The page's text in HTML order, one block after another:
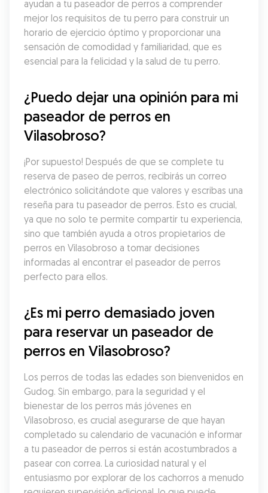
ayudan a tu paseador de perros a comprender
mejor los requisitos de tu perro para construir un
horario de ejercicio óptimo y proporcionar una
sensación de comodidad y familiaridad, que es
esencial para la felicidad y la salud de tu perro.
¿Puedo dejar una opinión para mi
paseador de perros en
Vilasobroso?
¡Por supuesto! Después de que se complete tu
reserva de paseo de perros, recibirás un correo
electrónico solicitándote que valores y escribas una
reseña para tu paseador de perros. Esto es crucial,
ya que no solo te permite compartir tu experiencia,
sino que también ayuda a otros propietarios de
perros en Vilasobroso a tomar decisiones
informadas al encontrar el paseador de perros
perfecto para ellos.
¿Es mi perro demasiado joven
para reservar un paseador de
perros en Vilasobroso?
Los perros de todas las edades son bienvenidos en
Gudog. Sin embargo, para la seguridad y el
bienestar de los perros más jóvenes en
Vilasobroso, es crucial asegurarse de que hayan
completado su calendario de vacunación e informar
a tu paseador de perros si están acostumbrados a
pasear con correa. La curiosidad natural y el
entusiasmo por explorar de los cachorros a menudo